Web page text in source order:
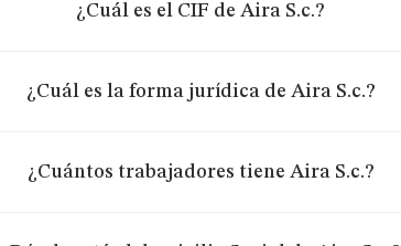
¿Cuál es el CIF de Aira S.c.?
¿Cuál es la forma jurídica de Aira S.c.?
¿Cuántos trabajadores tiene Aira S.c.?